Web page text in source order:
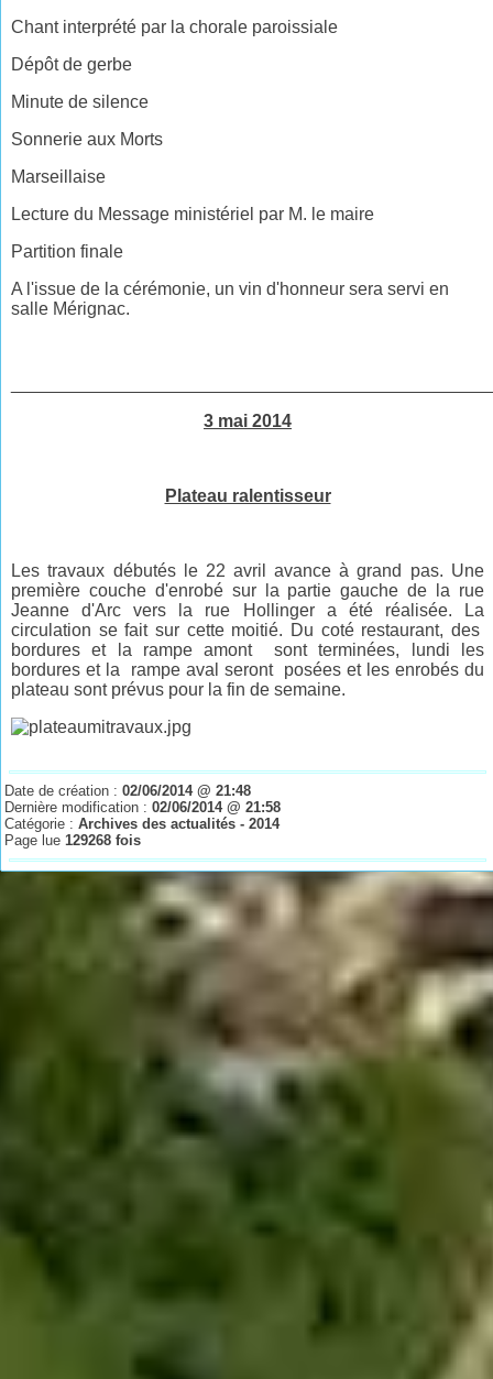
Chant interprété par la chorale paroissiale
Dépôt de gerbe
Minute de silence
Sonnerie aux Morts
Marseillaise
Lecture du Message ministériel par M. le maire
Partition finale
A l'issue de la cérémonie, un vin d'honneur sera servi en
salle Mérignac.
3 mai 2014
Plateau ralentisseur
Les travaux débutés le 22 avril avance à grand pas. Une
première couche d'enrobé sur la partie gauche de la rue
Jeanne d'Arc vers la rue Hollinger a été réalisée. La
circulation se fait sur cette moitié. Du coté restaurant, des
bordures et la rampe amont sont terminées, lundi les
bordures et la rampe aval seront posées et les enrobés du
plateau sont prévus pour la fin de semaine.
Date de création :02/06/2014 @ 21:48
Dernière modification :02/06/2014 @ 21:58
Catégorie :Archives des actualités - 2014
Page lue 129268 fois